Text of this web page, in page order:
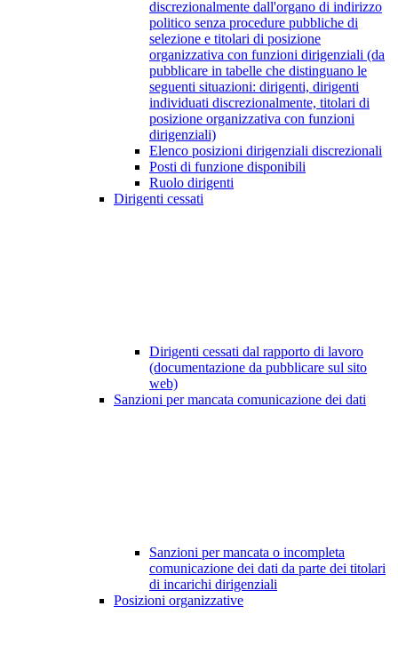
discrezionalmente dall'organo di indirizzo
politico senza procedure pubbliche di
selezione e titolari di posizione
organizzativa con funzioni dirigenziali (da
pubblicare in tabelle che distinguano le
seguenti situazioni: dirigenti, dirigenti
individuati discrezionalmente, titolari di
posizione organizzativa con funzioni
dirigenziali)
Elenco posizioni dirigenziali discrezionali
Posti di funzione disponibili
Ruolo dirigenti
Dirigenti cessati
Dirigenti cessati dal rapporto di lavoro
(documentazione da pubblicare sul sito
web)
Sanzioni per mancata comunicazione dei dati
Sanzioni per mancata o incompleta
comunicazione dei dati da parte dei titolari
di incarichi dirigenziali
Posizioni organizzative